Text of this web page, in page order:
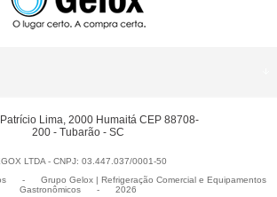
Lima, 2000 Humaitá CEP 88708-
200 - Tubarão - SC
LTDA - CNPJ: 03.447.037/0001-50
-
Grupo Gelox | Refrigeração Comercial e Equipamentos
Gastronômicos
- 2026